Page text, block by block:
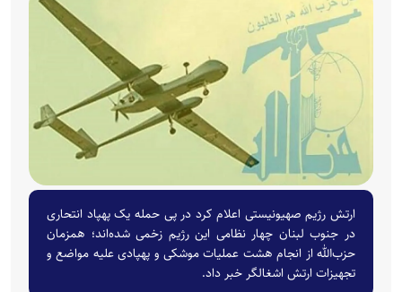
ارتش رژیم صهیونیستی اعلام کرد در پی حمله یک پهپاد انتحاری
در جنوب لبنان چهار نظامی این رژیم زخمی شده‌اند؛ همزمان
حزب‌الله از انجام هشت عملیات موشکی و پهپادی علیه مواضع و
تجهیزات ارتش اشغالگر خبر داد.